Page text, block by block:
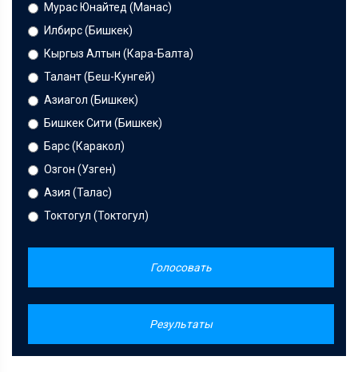
Мурас Юнайтед (Манас)
Илбирс (Бишкек)
Кыргыз Алтын (Кара-Балта)
Талант (Беш-Кунгей)
Азиагол (Бишкек)
Бишкек Сити (Бишкек)
Барс (Каракол)
Озгон (Узген)
Азия (Талас)
Токтогул (Токтогул)
Голосовать
Результаты